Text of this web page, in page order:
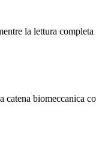
la lettura
catena biomeccanica